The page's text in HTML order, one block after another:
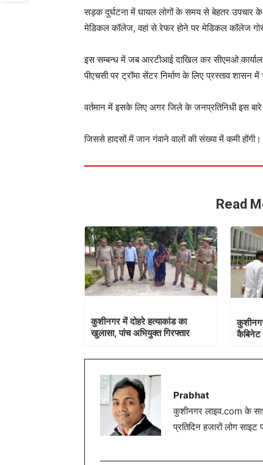
सड़क दुर्घटना में घायल लोगों के समय से बेहतर उपचार के
मेडिकल कॉलेज, वहां से रेफर होने पर मेडिकल कॉलेज
इस सम्बन्ध में जब आरटीआई दाखिल कर सीएमओ
पीएचसी पर ट्रॉमा सेंटर निर्माण के लिए प्रस्ताव शासन
वर्तमान में इसके लिए अगर जिले के जनप्रतिनिधी इस
जिससे हादसों में जान गंवाने वालों की संख्या में कमी होंगी।
Read
कुशीनगर में दोहरे हत्याकांड का
खुलासा, पांच अभियुक्त गिरफ्तार
कैबिनेट
Prabhat
कुशीनगर लाइव.com के
प्रतिदिन हजारों लोग